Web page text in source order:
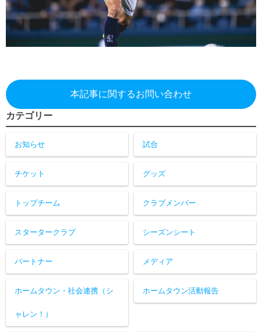
本記事に関するお問い合わせ
カテゴリー
お知らせ 試合
チケット グッズ
トップチーム クラブメンバー
スタータークラブ シーズンシート
パートナー メディア
ホームタウン・社会連携（シ
ャレン！）
ホームタウン活動報告